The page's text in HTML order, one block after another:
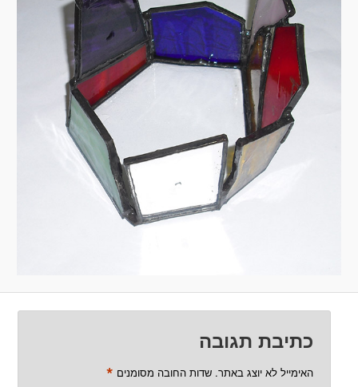
כתיבת תגובה
האימייל לא יוצג באתר. שדות החובה מסומנים *